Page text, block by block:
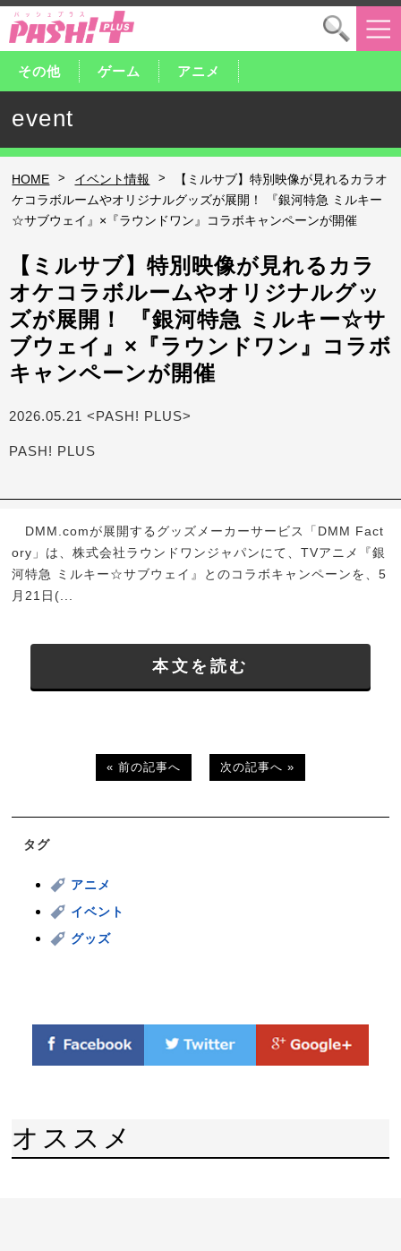
その他 ゲーム アニメ
event
HOME > イベント情報 >
【ミルサブ】特別映像が見れるカラオ
ケコラボルームやオリジナルグッズが展開！ 『銀河特急 ミルキー
☆サブウェイ』×『ラウンドワン』コラボキャンペーンが開催
【ミルサブ】特別映像が見れるカラ
オケコラボルームやオリジナルグッ
ズが展開！ 『銀河特急 ミルキー☆サ
ブウェイ』×『ラウンドワン』コラボ
キャンペーンが開催
2026.05.21 <PASH! PLUS>
PASH! PLUS
DMM.comが展開するグッズメーカーサービス「DMM Fact
ory」は、株式会社ラウンドワンジャパンにて、TVアニメ『銀
河特急 ミルキー☆サブウェイ』とのコラボキャンペーンを、5
月21日(...
本文を読む
« 前の記事へ 次の記事へ »
タグ
アニメ
イベント
グッズ
オススメ